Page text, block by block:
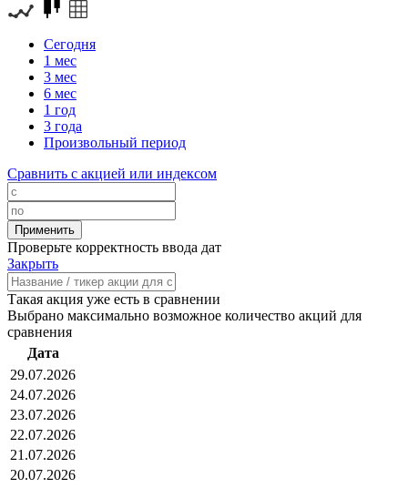
Сегодня
1 мес
3 мес
6 мес
1 год
3 года
Произвольный период
Сравнить с акцией или индексом
Проверьте корректность ввода дат
Закрыть
Такая акция уже есть в сравнении
Выбрано максимально возможное количество акций для
сравнения
Дата
29.07.2026
24.07.2026
23.07.2026
22.07.2026
21.07.2026
20.07.2026